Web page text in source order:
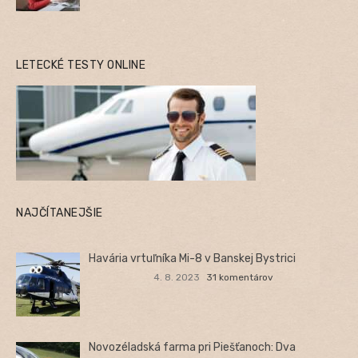
LETECKÉ TESTY ONLINE
NAJČÍTANEJŠIE
Havária vrtuľníka Mi-8 v Banskej Bystrici
4. 8. 2023 31 komentárov
Novozéladská farma pri Piešťanoch: Dva